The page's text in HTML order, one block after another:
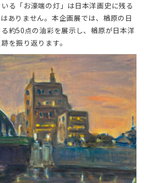
る「お濠端の灯」は日本洋画史に残る
ありません。本企画展では、楢原の日
約50点の油彩を展示し、楢原が日本洋
を振り返ります。